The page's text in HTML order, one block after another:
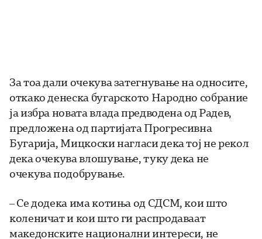
За тоа дали очекува затегнување на односите,
откако денеска бугарското Народно собрание
ја избра новата влада предводена од Радев,
предложена од партијата Прогресивна
Бугарија, Мицкоски нагласи дека тој не рекол
дека очекува влошување, туку дека не
очекува подобрување.
– Се додека има котиња од СДСМ, кои што
коленичат и кои што ги распродаваат
македонските национални интереси, не